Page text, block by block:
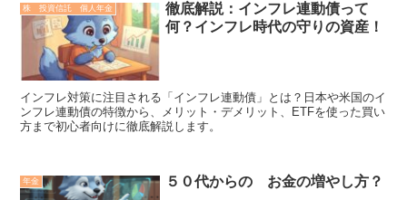
株 投資信託 個人年金
徹底解説：インフレ連動債って
何？インフレ時代の守りの資産！
インフレ対策に注目される「インフレ連動債」とは？日本や米国のイ
ンフレ連動債の特徴から、メリット・デメリット、ETFを使った買い
方まで初心者向けに徹底解説します。
年金 ５０代からの お金の増やし方？